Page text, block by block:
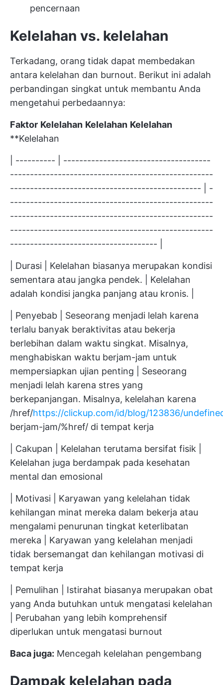
pencernaan
Kelelahan vs. kelelahan
Terkadang, orang tidak dapat membedakan
antara kelelahan dan burnout. Berikut ini adalah
perbandingan singkat untuk membantu Anda
mengetahui perbedaannya:
Faktor Kelelahan Kelelahan Kelelahan
**Kelelahan
| ---------- | -------------------------------------
---------------------------------------------------
------------------------------------------------ | -
---------------------------------------------------
---------------------------------------------------
---------------------------------------------------
------------------------------------- |
| Durasi | Kelelahan biasanya merupakan kondisi
sementara atau jangka pendek. | Kelelahan
adalah kondisi jangka panjang atau kronis. |
| Penyebab | Seseorang menjadi lelah karena
terlalu banyak beraktivitas atau bekerja
berlebihan dalam waktu singkat. Misalnya,
menghabiskan waktu berjam-jam untuk
mempersiapkan ujian penting | Seseorang
menjadi lelah karena stres yang
berkepanjangan. Misalnya, kelelahan karena
/href/https://clickup.com/id/blog/123836/
berjam-jam/%href/ di tempat kerja
| Cakupan | Kelelahan terutama bersifat fisik |
Kelelahan juga berdampak pada kesehatan
mental dan emosional
| Motivasi | Karyawan yang kelelahan tidak
kehilangan minat mereka dalam bekerja atau
mengalami penurunan tingkat keterlibatan
mereka | Karyawan yang kelelahan menjadi
tidak bersemangat dan kehilangan motivasi di
tempat kerja
| Pemulihan | Istirahat biasanya merupakan obat
yang Anda butuhkan untuk mengatasi kelelahan
| Perubahan yang lebih komprehensif
diperlukan untuk mengatasi burnout
Baca juga: Mencegah kelelahan pengembang
Dampak kelelahan pada